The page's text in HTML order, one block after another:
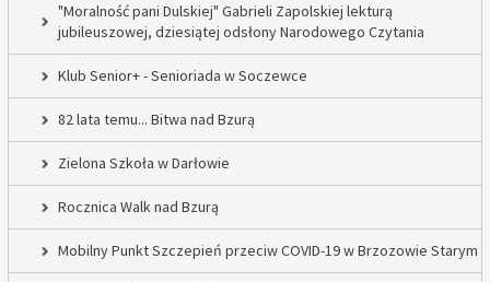
"Moralność pani Dulskiej" Gabrieli Zapolskiej lekturą
jubileuszowej, dziesiątej odsłony Narodowego Czytania
Klub Senior+ - Senioriada w Soczewce
82 lata temu... Bitwa nad Bzurą
Zielona Szkoła w Darłowie
Rocznica Walk nad Bzurą
Mobilny Punkt Szczepień przeciw COVID-19 w Brzozowie Starym